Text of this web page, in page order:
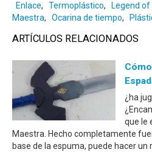
Enlace, Termoplástico, Legend of
Maestra, Ocarina de tiempo,
ARTÍCULOS RELACIONADOS
¿ha
que le
Maestra. Hecho completamente
base de la espuma, puede hacer